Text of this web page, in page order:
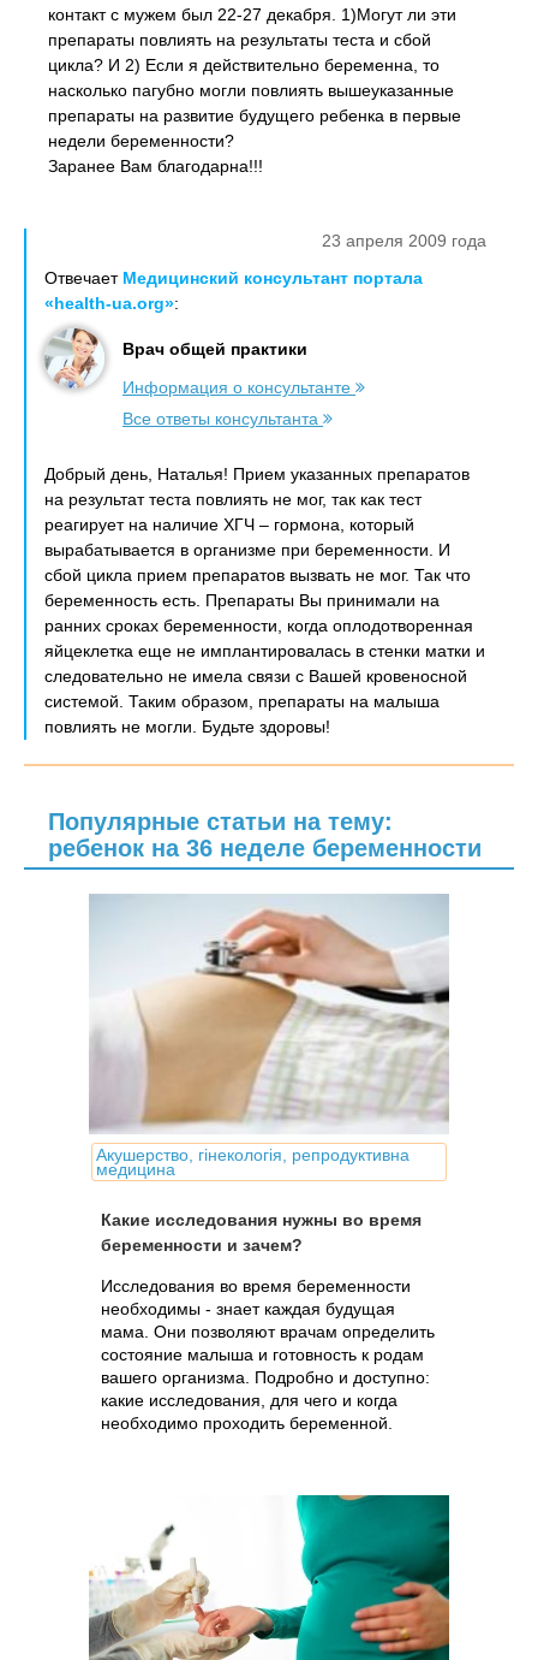
контакт с мужем был 22-27 декабря. 1)Могут ли эти
препараты повлиять на результаты теста и сбой
цикла? И 2) Если я действительно беременна, то
насколько пагубно могли повлиять вышеуказанные
препараты на развитие будущего ребенка в первые
недели беременности?
Заранее Вам благодарна!!!
23 апреля 2009 года
Отвечает Медицинский консультант портала
«health-ua.org»:
Врач общей практики
Информация о консультанте
Все ответы консультанта
Добрый день, Наталья! Прием указанных препаратов
на результат теста повлиять не мог, так как тест
реагирует на наличие ХГЧ – гормона, который
вырабатывается в организме при беременности. И
сбой цикла прием препаратов вызвать не мог. Так что
беременность есть. Препараты Вы принимали на
ранних сроках беременности, когда оплодотворенная
яйцеклетка еще не имплантировалась в стенки матки и
следовательно не имела связи с Вашей кровеносной
системой. Таким образом, препараты на малыша
повлиять не могли. Будьте здоровы!
Популярные статьи на тему:
ребенок на 36 неделе беременности
Акушерство, гінекологія, репродуктивна
медицина
Какие исследования нужны во время
беременности и зачем?
Исследования во время беременности
необходимы - знает каждая будущая
мама. Они позволяют врачам определить
состояние малыша и готовность к родам
вашего организма. Подробно и доступно:
какие исследования, для чего и когда
необходимо проходить беременной.